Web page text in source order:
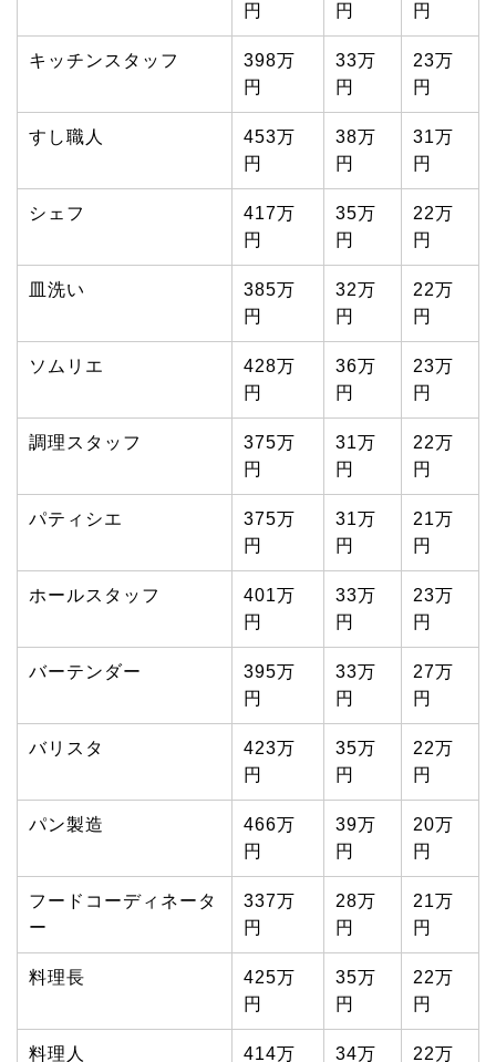
円
円
円
キッチンスタッフ
398万
円
33万
円
23万
円
すし職人
453万
円
38万
円
31万
円
シェフ
417万
円
35万
円
22万
円
皿洗い
385万
円
32万
円
22万
円
ソムリエ
428万
円
36万
円
23万
円
調理スタッフ
375万
円
31万
円
22万
円
パティシエ
375万
円
31万
円
21万
円
ホールスタッフ
401万
円
33万
円
23万
円
バーテンダー
395万
円
33万
円
27万
円
バリスタ
423万
円
35万
円
22万
円
パン製造
466万
円
39万
円
20万
円
フードコーディネータ
ー
337万
円
28万
円
21万
円
料理長
425万
円
35万
円
22万
円
料理人
414万
34万
22万